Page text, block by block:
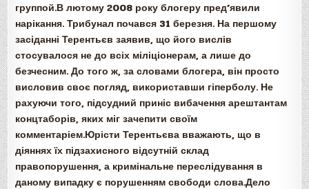
группой.В лютому 2008 року блогеру пред’явили
нарікання. Трибунал почався 31 березня. На першому
засіданні Терентьєв заявив, що його вислів
стосувалося не до всіх міліціонерам, а лише до
безчесним. До того ж, за словами блогера, він просто
висловив своє погляд, використавши гіперболу. Не
рахуючи того, підсудний приніс вибачення арештантам
концтаборів, яких міг зачепити своїм
комментаріем.Юрісти Терентьєва вважають, що в
діяннях їх підзахисного відсутній склад
правопорушення, а кримінальне переслідування в
даному випадку є порушенням свободи слова.Дело